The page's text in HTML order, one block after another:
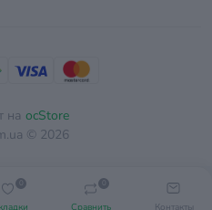
Сравнить Контакты
на ocStore
© 2026